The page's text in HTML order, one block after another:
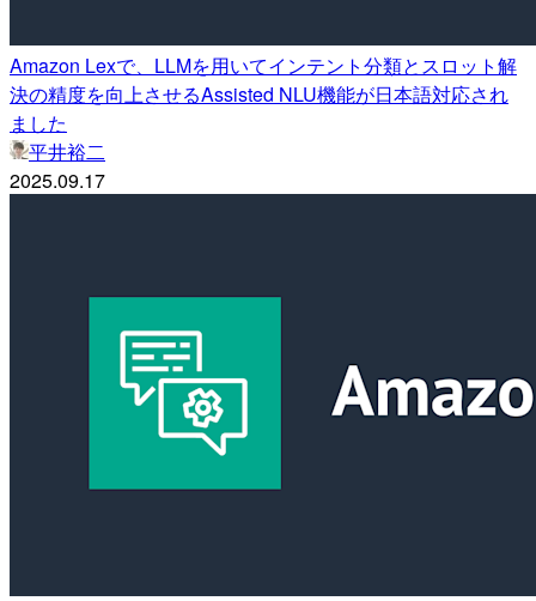
Amazon Lexで、LLMを用いてインテント分類とスロット解
決の精度を向上させるAssisted NLU機能が日本語対応され
ました
平井裕二
2025.09.17